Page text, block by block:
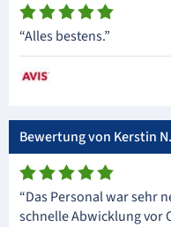
“Alles bestens.”
Bewertung von Kerstin N.
“Das Personal war sehr
schnelle Abwicklung vor